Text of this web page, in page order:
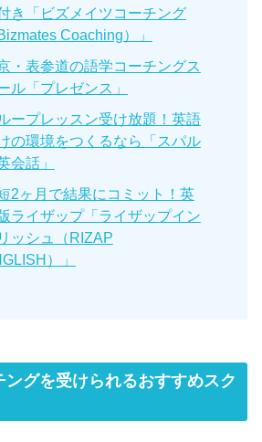
き「ビズメイツコーチング
Bizmates Coaching）」
・表参道の語学コーチングス
ル「プレゼンス」
ープレッスン受け放題！英語
の環境をつくるなら「スパル
会話」
2ヶ月で結果にコミット！英
ライザップ「ライザップイン
ッシュ（RIZAP
）」
ングを受けられるおすすめスク